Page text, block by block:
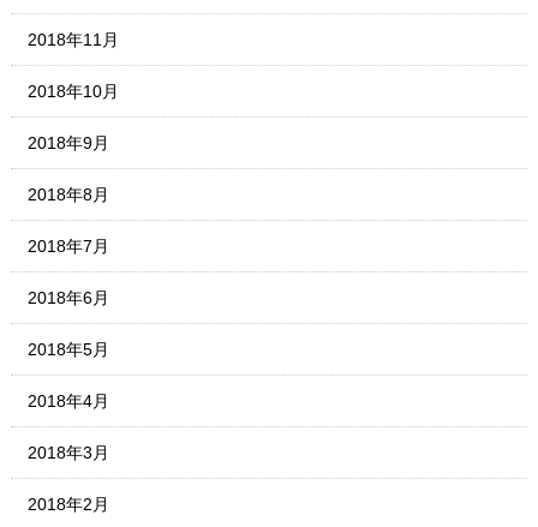
2018年11月
2018年10月
2018年9月
2018年8月
2018年7月
2018年6月
2018年5月
2018年4月
2018年3月
2018年2月